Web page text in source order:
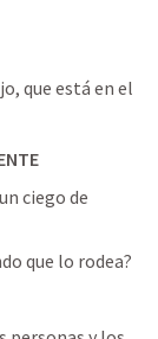
que está en el
ciego de
que lo rodea?